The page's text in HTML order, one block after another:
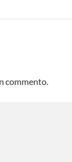
commento.